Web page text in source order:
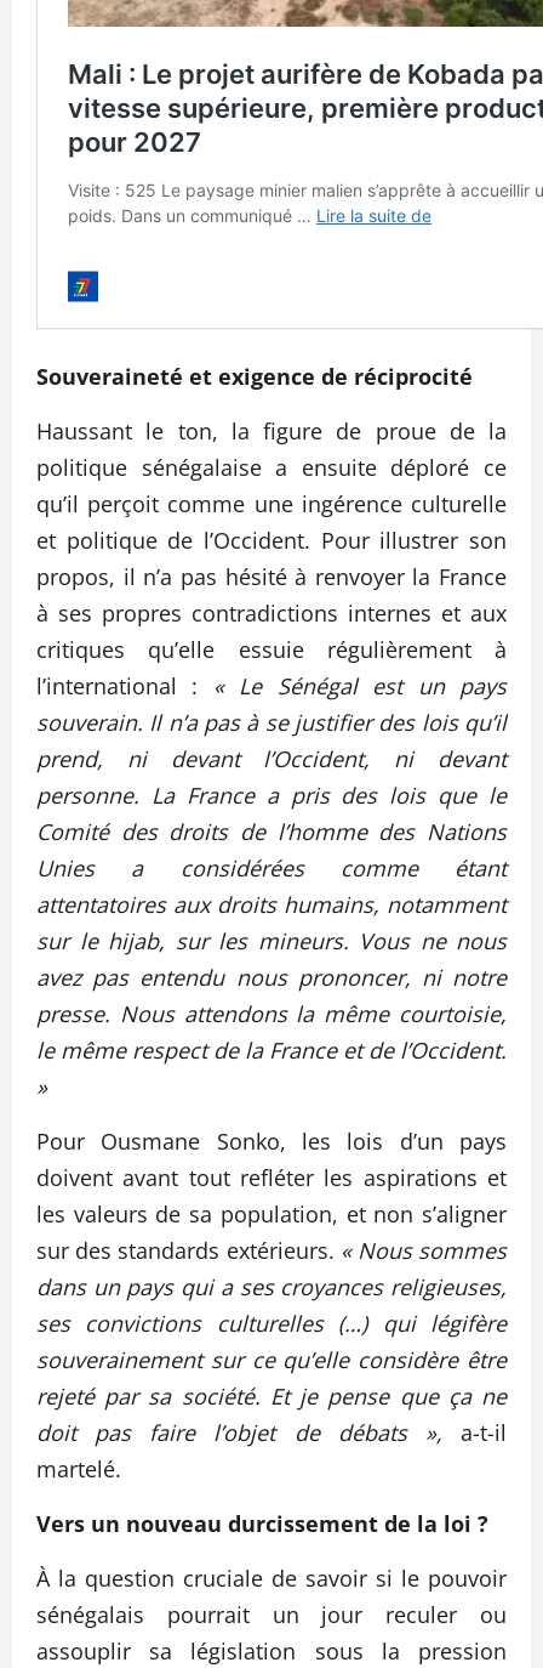
Souveraineté et exigence de réciprocité
Haussant le ton, la figure de proue de la
politique sénégalaise a ensuite déploré ce
qu’il perçoit comme une ingérence culturelle
et politique de l’Occident. Pour illustrer son
propos, il n’a pas hésité à renvoyer la France
à ses propres contradictions internes et aux
critiques qu’elle essuie régulièrement à
l’international : « Le Sénégal est un pays
souverain. Il n’a pas à se justifier des lois qu’il
prend, ni devant l’Occident, ni devant
personne. La France a pris des lois que le
Comité des droits de l’homme des Nations
Unies a considérées comme étant
attentatoires aux droits humains, notamment
sur le hijab, sur les mineurs. Vous ne nous
avez pas entendu nous prononcer, ni notre
presse. Nous attendons la même courtoisie,
le même respect de la France et de l’Occident.
»
Pour Ousmane Sonko, les lois d’un pays
doivent avant tout refléter les aspirations et
les valeurs de sa population, et non s’aligner
sur des standards extérieurs. « Nous sommes
dans un pays qui a ses croyances religieuses,
ses convictions culturelles (…) qui légifère
souverainement sur ce qu’elle considère être
rejeté par sa société. Et je pense que ça ne
doit pas faire l’objet de débats », a-t-il
martelé.
Vers un nouveau durcissement de la loi ?
À la question cruciale de savoir si le pouvoir
sénégalais pourrait un jour reculer ou
assouplir sa législation sous la pression